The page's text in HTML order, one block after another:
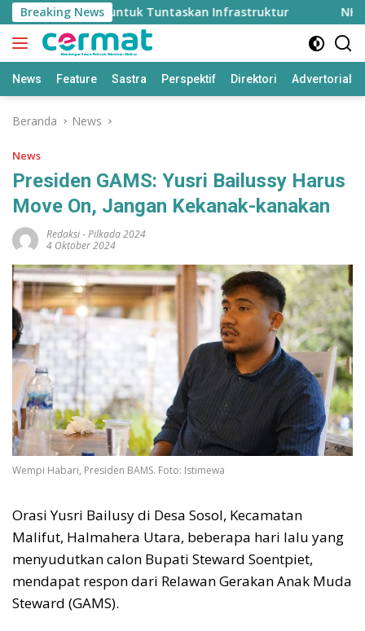
Langsung
ke
konten
Breaking News
Rp2 Triliun untuk Tuntaskan Infrastruktur NHM
News Feature Sastra Perspektif Direktori Advertorial
Beranda News
News
Presiden GAMS: Yusri Bailussy Harus
Move On, Jangan Kekanak-kanakan
Redaksi-Pilkada 2024
4 Oktober 2024
Wempi Habari, Presiden BAMS. Foto: Istimewa
Orasi Yusri Bailusy di Desa Sosol, Kecamatan
Malifut, Halmahera Utara, beberapa hari lalu yang
menyudutkan calon Bupati Steward Soentpiet,
mendapat respon dari Relawan Gerakan Anak Muda
Steward (GAMS).